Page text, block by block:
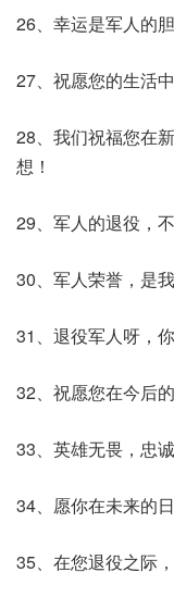
26、幸运是军人的
27、祝愿您的生活
28、我们祝福您在
想！
29、军人的退役，
30、军人荣誉，是
31、退役军人呀，
32、祝愿您在今后
33、英雄无畏，忠
34、愿你在未来的
35、在您退役之际